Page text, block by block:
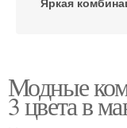
комбинации
Модные
3 цвета в